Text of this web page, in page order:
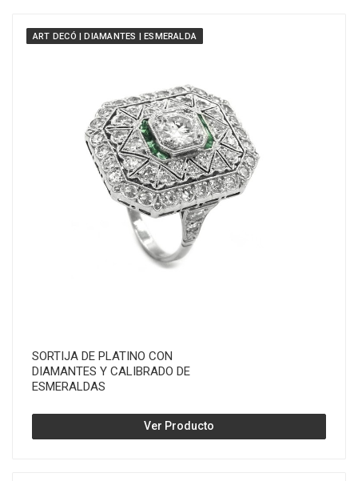
ART DECÓ | DIAMANTES | ESMERALDA
SORTIJA DE PLATINO CON
DIAMANTES Y CALIBRADO DE
ESMERALDAS
Ver Producto